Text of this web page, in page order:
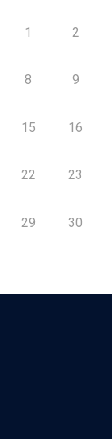
1 2
8 9
15 16
22 23
29 30